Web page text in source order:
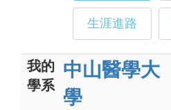
生涯進路
我的
學系
中山醫學大
學